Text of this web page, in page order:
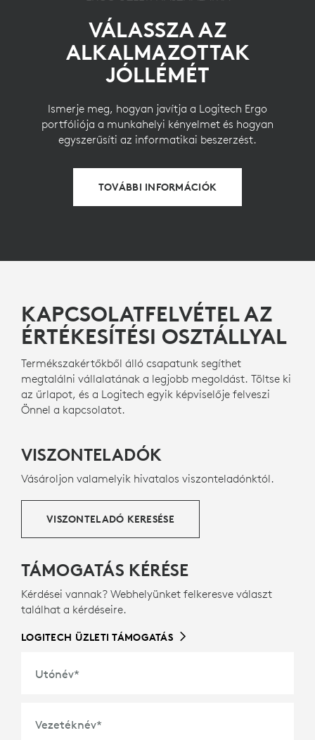
VÁLASSZA AZ
ALKALMAZOTTAK
JÓLLÉMÉT
Ismerje meg, hogyan javítja a Logitech Ergo
portfóliója a munkahelyi kényelmet és hogyan
egyszerűsíti az informatikai beszerzést.
TOVÁBBI INFORMÁCIÓK
KAPCSOLATFELVÉTEL AZ
ÉRTÉKESÍTÉSI OSZTÁLLYAL
Termékszakértőkből álló csapatunk segíthet
megtalálni vállalatának a legjobb megoldást. Töltse ki
az űrlapot, és a Logitech egyik képviselője felveszi
Önnel a kapcsolatot.
VISZONTELADÓK
Vásároljon valamelyik hivatalos viszonteladónktól.
VISZONTELADÓ KERESÉSE
TÁMOGATÁS KÉRÉSE
Kérdései vannak? Webhelyünket felkeresve választ
találhat a kérdéseire.
LOGITECH ÜZLETI TÁMOGATÁS
Utónév*
Vezetéknév*